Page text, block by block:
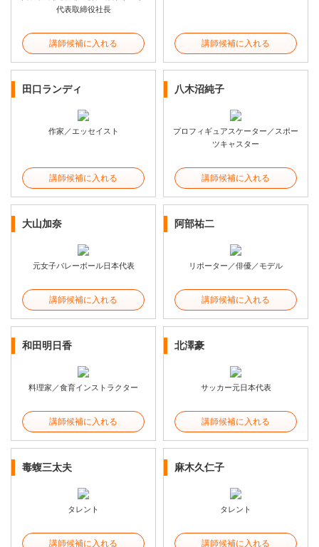
代表取締役社長
講師候補に入れる 講師候補に入れる
田口ランディ
作家／エッセイスト
講師候補に入れる
八木沼純子
プロフィギュアスケーター／スポー
ツキャスター
講師候補に入れる
大山加奈
元女子バレーボール日本代表
講師候補に入れる
阿部祐二
リポーター／俳優／モデル
講師候補に入れる
和田明日香
料理家／食育インストラクター
講師候補に入れる
北澤豪
サッカー元日本代表
講師候補に入れる
毒蝮三太夫
タレント
講師候補に入れる
麻木久仁子
タレント
講師候補に入れる